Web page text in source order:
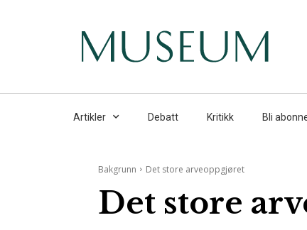
Artikler Debatt Kritikk Bli
Bakgrunn Det store arveoppgjøret
Det store